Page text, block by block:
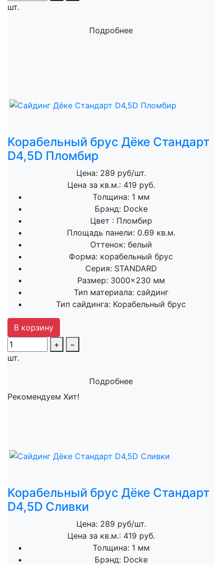
шт.
Подробнее
Корабельный брус Дёке Стандарт
D4,5D Пломбир
Цена: 289 руб/шт.
Цена за кв.м.: 419 руб.
Толщина: 1 мм
Брэнд: Docke
Цвет : Пломбир
Площадь панели: 0.69 кв.м.
Оттенок: белый
Форма: корабельный брус
Серия: STANDARD
Размер: 3000×230 мм
Тип материала: сайдинг
Тип сайдинга: Корабельный брус
В корзину
+
−
шт.
Подробнее
Рекомендуем Хит!
Корабельный брус Дёке Стандарт
D4,5D Сливки
Цена: 289 руб/шт.
Цена за кв.м.: 419 руб.
Толщина: 1 мм
Брэнд: Docke